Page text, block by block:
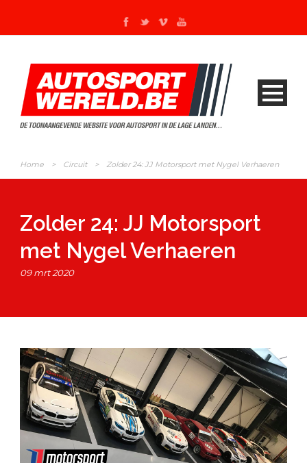
Home > Circuit > Zolder 24: JJ Motorsport met Nygel Verhaeren
Zolder 24: JJ Motorsport
met Nygel Verhaeren
09 mrt 2020